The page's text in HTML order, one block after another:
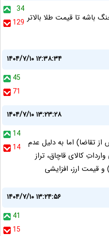
34
129 باشه تا قیمت طلا بالاتر
۱۴۰۴/۷/۱۰ ۱۲:۳۸:۳۴
45
71
۱۴۰۴/۷/۱۰ ۱۳:۲۳:۲۸
14
14
تقاضا) اما به دلیل عدم
کالای قاچاق، تراز
قیمت ارز، افزایشی
۱۴۰۴/۷/۱۰ ۱۳:۲۴:۵۶
41
15